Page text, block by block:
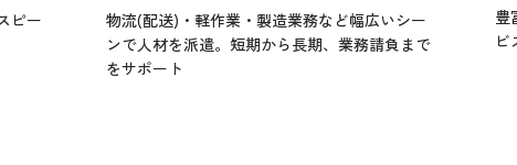
ピー
物流(配送)・軽作業・製造業務など幅広いシー
ンで人材を派遣。短期から長期、業務請負まで
をサポート
豊